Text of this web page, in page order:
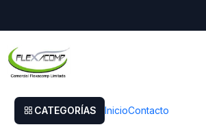
CATEGORÍAS InicioContacto